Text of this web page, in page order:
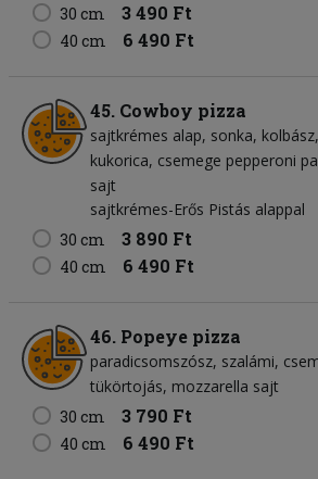
30 cm 3 490 Ft
40 cm 6 490 Ft
45. Cowboy pizza
sajtkrémes alap sonka kolbász
kukorica csemege pepperoni
sajt
sajtkrémes-Erős Pistás alappal
30 cm
3 890 Ft
40 cm 6 490 Ft
46. Popeye pizza
paradicsomszósz szalámi
tükörtojás mozzarella sajt
30 cm
3 790 Ft
40 cm 6 490 Ft